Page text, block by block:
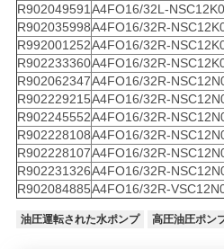
R902049591A4FO16/32L-
R902035998A4FO16/32R-
R992001252A4FO16/32R-
R902233360A4FO16/32R-
R902062347A4FO16/32R-
R902229215A4FO16/32R-
R902245552A4FO16/32R-
R902228108A4FO16/32R-
R902228107A4FO16/32R-
R902231326A4FO16/32R-
R902084885A4FO16/32R-
油圧運転された水ポンプ 高圧油圧ポン